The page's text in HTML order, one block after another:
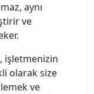
aynı
ve
işletmenizin
olarak size
ve